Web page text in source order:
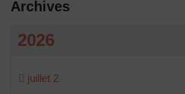
Archives
2026
juillet 2